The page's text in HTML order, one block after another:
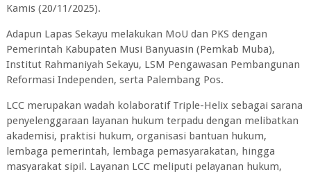
Kamis (20/11/2025).
Adapun Lapas Sekayu melakukan MoU dan PKS dengan
Pemerintah Kabupaten Musi Banyuasin (Pemkab Muba),
Institut Rahmaniyah Sekayu, LSM Pengawasan Pembangunan
Reformasi Independen, serta Palembang Pos.
LCC merupakan wadah kolaboratif Triple-Helix sebagai sarana
penyelenggaraan layanan hukum terpadu dengan melibatkan
akademisi, praktisi hukum, organisasi bantuan hukum,
lembaga pemerintah, lembaga pemasyarakatan, hingga
masyarakat sipil. Layanan LCC meliputi pelayanan hukum,